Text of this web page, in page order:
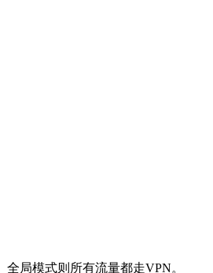
局模式则所有流量都走VPN。